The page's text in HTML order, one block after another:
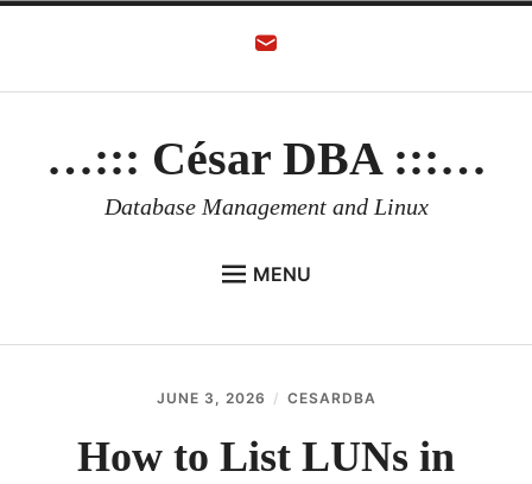
…::: César DBA :::…
Database Management and Linux
MENU
ORACLE DATABASE
LINUX
JUNE 3, 2026 CESARDBA
How to List LUNs in